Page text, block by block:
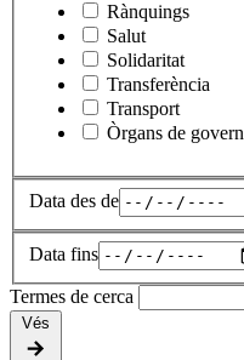
Rànquings
Salut
Solidaritat
Transferència
Transport
Òrgans de govern
Data des de
Data fins
Termes de cerca
Vés